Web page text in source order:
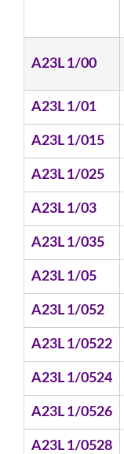
A23L 1/00
A23L 1/01
A23L 1/015
A23L 1/025
A23L 1/03
A23L 1/035
A23L 1/05
A23L 1/052
A23L 1/0522
A23L 1/0524
A23L 1/0526
A23L 1/0528